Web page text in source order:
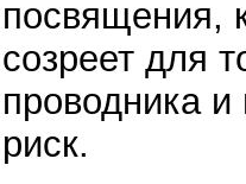
посвящения,
созреет для
проводника
риск.